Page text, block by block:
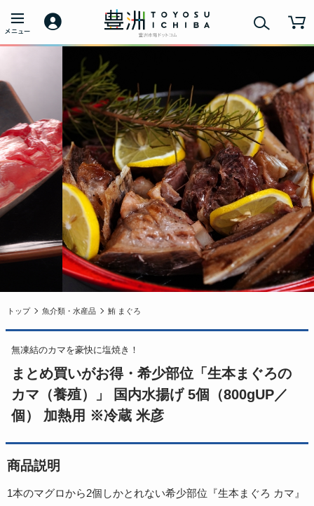
トップ 魚介類・水産品 鮪 まぐろ
無凍結のカマを豪快に塩焼き！
まとめ買いがお得・希少部位「生本まぐろの
カマ（養殖）」 国内水揚げ 5個（800gUP／
個） 加熱用 ※冷蔵 米彦
商品説明
1本のマグロから2個しかとれない希少部位『生本まぐろ カマ』